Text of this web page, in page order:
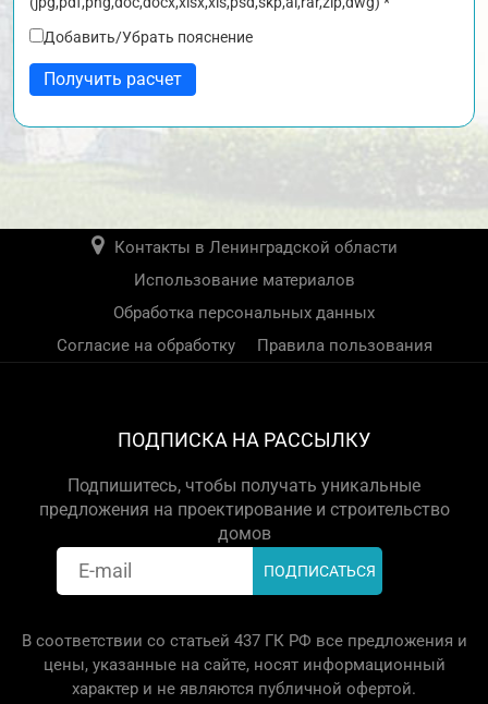
Добавить/Убрать пояснение
Контакты в Ленинградской области
Использование материалов
Обработка персональных данных
Согласие на обработку
Правила пользования
ПОДПИСКА НА РАССЫЛКУ
Подпишитесь, чтобы получать уникальные
предложения на проектирование и строительство
домов
В соответствии со статьей 437 ГК РФ все предложения и
цены, указанные на сайте, носят информационный
характер и не являются публичной офертой.